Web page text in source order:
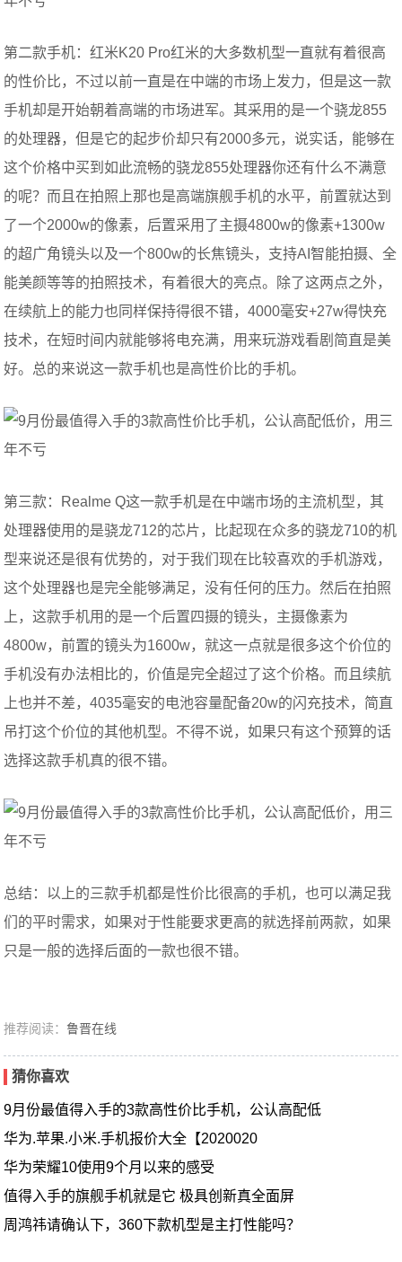
第二款手机：红米K20 Pro红米的大多数机型一直就有着很高
的性价比，不过以前一直是在中端的市场上发力，但是这一款
手机却是开始朝着高端的市场进军。其采用的是一个骁龙855
的处理器，但是它的起步价却只有2000多元，说实话，能够在
这个价格中买到如此流畅的骁龙855处理器你还有什么不满意
的呢？而且在拍照上那也是高端旗舰手机的水平，前置就达到
了一个2000w的像素，后置采用了主摄4800w的像素+1300w
的超广角镜头以及一个800w的长焦镜头，支持AI智能拍摄、全
能美颜等等的拍照技术，有着很大的亮点。除了这两点之外，
在续航上的能力也同样保持得很不错，4000毫安+27w得快充
技术，在短时间内就能够将电充满，用来玩游戏看剧简直是美
好。总的来说这一款手机也是高性价比的手机。
第三款：Realme Q这一款手机是在中端市场的主流机型，其
处理器使用的是骁龙712的芯片，比起现在众多的骁龙710的机
型来说还是很有优势的，对于我们现在比较喜欢的手机游戏，
这个处理器也是完全能够满足，没有任何的压力。然后在拍照
上，这款手机用的是一个后置四摄的镜头，主摄像素为
4800w，前置的镜头为1600w，就这一点就是很多这个价位的
手机没有办法相比的，价值是完全超过了这个价格。而且续航
上也并不差，4035毫安的电池容量配备20w的闪充技术，简直
吊打这个价位的其他机型。不得不说，如果只有这个预算的话
选择这款手机真的很不错。
总结：以上的三款手机都是性价比很高的手机，也可以满足我
们的平时需求，如果对于性能要求更高的就选择前两款，如果
只是一般的选择后面的一款也很不错。
推荐阅读： 鲁晋在线
猜你喜欢
9月份最值得入手的3款高性价比手机，公认高配低
华为.苹果.小米.手机报价大全【2020020
华为荣耀10使用9个月以来的感受
值得入手的旗舰手机就是它 极具创新真全面屏
周鸿祎请确认下，360下款机型是主打性能吗？